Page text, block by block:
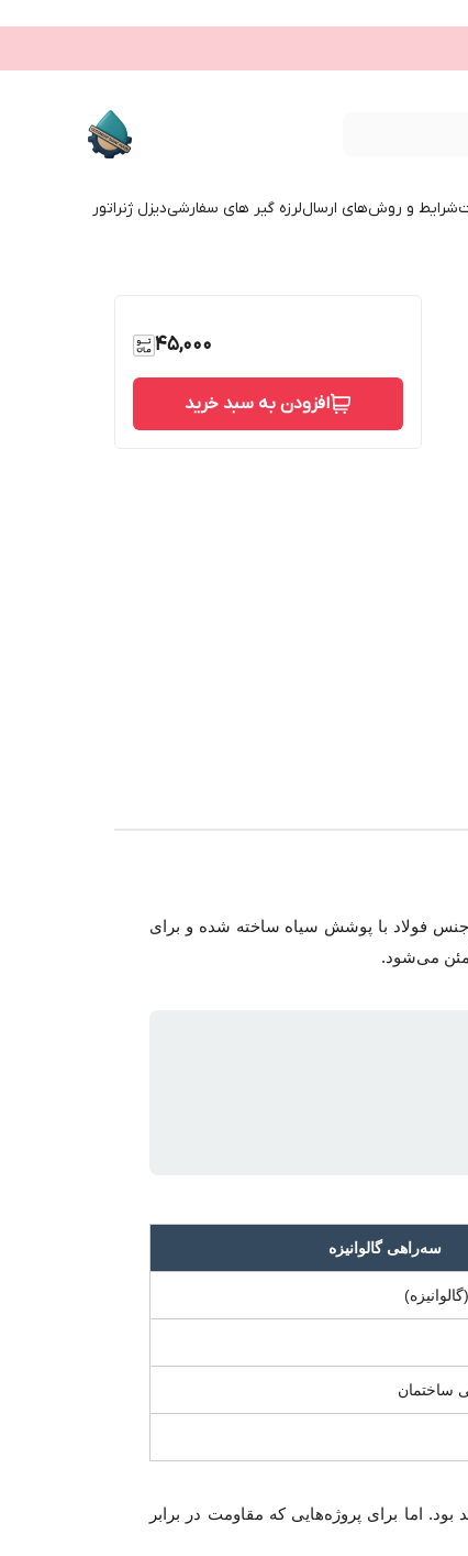
شرایط و روش‌های ارساللرزه گیر های سفارشیدیزل ژنراتور
45,000
افزودن به سبد خرید
فولاد با پوشش سیاه ساخته شده و برای
می‌شود.
سه‌راهی گالوانیزه
ساختمان
اما برای پروژه‌هایی که مقاومت در برابر